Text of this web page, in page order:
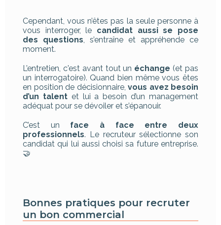
Cependant, vous n’êtes pas la seule personne à
vous interroger, le candidat aussi se pose
des questions, s’entraîne et appréhende ce
moment.
L’entretien, c'est avant tout un échange(et pas
un interrogatoire). Quand bien même vous êtes
en position de décisionnaire, vous avez besoin
d’un talentet lui a besoin d’un management
adéquat pour se dévoiler et s’épanouir.
C’est un face à face entre deux
professionnels. Le recruteur sélectionne son
candidat qui lui aussi choisi sa future entreprise.
🤝
Bonnes pratiques pour recruter
un bon commercial